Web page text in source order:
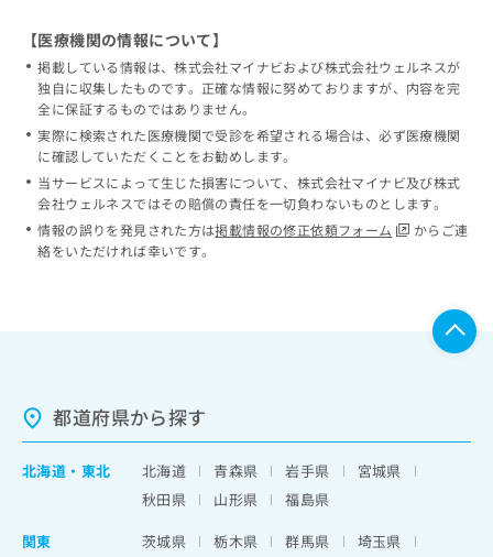
【医療機関の情報について】
掲載している情報は、株式会社マイナビおよび株式会社ウェルネスが
独自に収集したものです。正確な情報に努めておりますが、内容を完
全に保証するものではありません。
実際に検索された医療機関で受診を希望される場合は、必ず医療機関
に確認していただくことをお勧めします。
当サービスによって生じた損害について、株式会社マイナビ及び株式
会社ウェルネスではその賠償の責任を一切負わないものとします。
情報の誤りを発見された方は掲載情報の修正依頼フォーム
からご連
絡をいただければ幸いです。
都道府県から探す
北海道 ・ 東北 北海道 青森県 岩手県
宮城県
秋田県
山形県
福島県
関東
茨城県 栃木県 群馬県
埼玉県